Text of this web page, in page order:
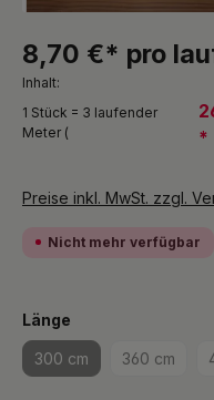
8,70 €* pro
Inhalt:
1 Stück = 3 laufender
Meter (
*
Preise inkl. MwSt. zzgl.
Nicht mehr verfügbar
Länge
300 cm(Diese Option ist
360 cm
(Diese